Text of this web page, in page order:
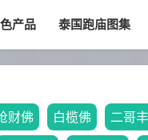
产品 泰国跑庙图集
财佛 白榄佛 二哥丰